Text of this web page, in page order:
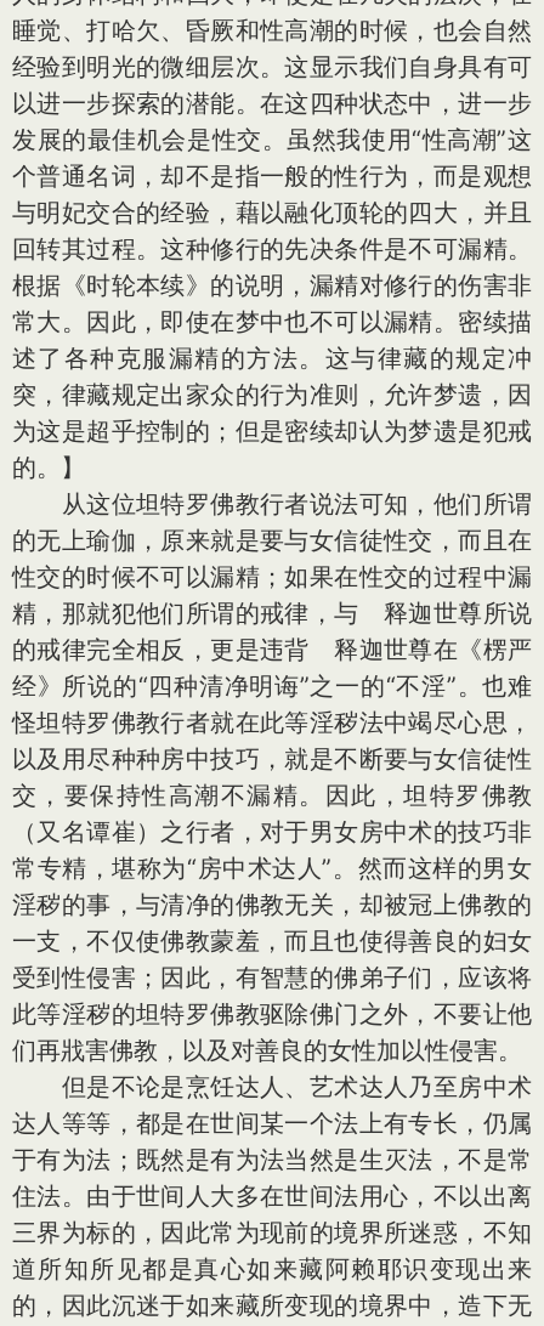
睡觉、打哈欠、昏厥和性高潮的时候，也会自然
经验到明光的微细层次。这显示我们自身具有可
以进一步探索的潜能。在这四种状态中，进一步
发展的最佳机会是性交。虽然我使用“性高潮”这
个普通名词，却不是指一般的性行为，而是观想
与明妃交合的经验，藉以融化顶轮的四大，并且
回转其过程。这种修行的先决条件是不可漏精。
根据《时轮本续》的说明，漏精对修行的伤害非
常大。因此，即使在梦中也不可以漏精。密续描
述了各种克服漏精的方法。这与律藏的规定冲
突，律藏规定出家众的行为准则，允许梦遗，因
为这是超乎控制的；但是密续却认为梦遗是犯戒
的。】
从这位坦特罗佛教行者说法可知，他们所谓
的无上瑜伽，原来就是要与女信徒性交，而且在
性交的时候不可以漏精；如果在性交的过程中漏
精，那就犯他们所谓的戒律，与 释迦世尊所说
的戒律完全相反，更是违背 释迦世尊在《楞严
经》所说的“四种清净明诲”之一的“不淫”。也难
怪坦特罗佛教行者就在此等淫秽法中竭尽心思，
以及用尽种种房中技巧，就是不断要与女信徒性
交，要保持性高潮不漏精。因此，坦特罗佛教
（又名谭崔）之行者，对于男女房中术的技巧非
常专精，堪称为“房中术达人”。然而这样的男女
淫秽的事，与清净的佛教无关，却被冠上佛教的
一支，不仅使佛教蒙羞，而且也使得善良的妇女
受到性侵害；因此，有智慧的佛弟子们，应该将
此等淫秽的坦特罗佛教驱除佛门之外，不要让他
们再戕害佛教，以及对善良的女性加以性侵害。
但是不论是烹饪达人、艺术达人乃至房中术
达人等等，都是在世间某一个法上有专长，仍属
于有为法；既然是有为法当然是生灭法，不是常
住法。由于世间人大多在世间法用心，不以出离
三界为标的，因此常为现前的境界所迷惑，不知
道所知所见都是真心如来藏阿赖耶识变现出来
的，因此沉迷于如来藏所变现的境界中，造下无